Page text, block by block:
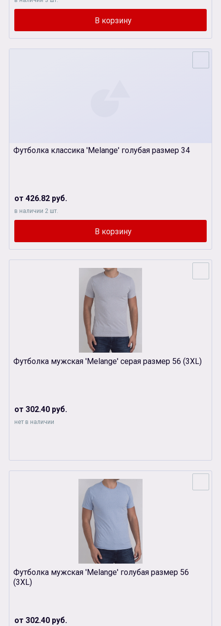
Футболка классика 'Melange' голубая размер 34
от 426.82 руб.
в наличии 2 шт.
Футболка мужская 'Melange' серая размер 56 (3XL)
от 302.40 руб.
нет в наличии
Футболка мужская 'Melange' голубая размер 56
(3XL)
от 302.40 руб.